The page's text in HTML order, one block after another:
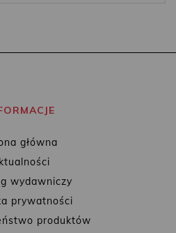
główna
wydawniczy
prywatności
produktów